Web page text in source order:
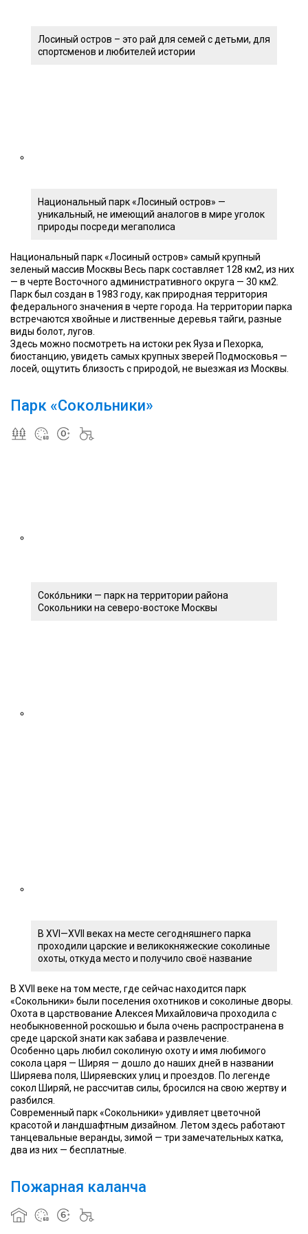
Лосиный остров – это рай для семей с детьми, для
спортсменов и любителей истории
Национальный парк «Лосиный остров» —
уникальный, не имеющий аналогов в мире уголок
природы посреди мегаполиса
Национальный парк «Лосиный остров» самый крупный
зеленый массив Москвы Весь парк составляет 128 км2, из них
— в черте Восточного административного округа — 30 км2.
Парк был создан в 1983 году, как природная территория
федерального значения в черте города. На территории парка
встречаются хвойные и лиственные деревья тайги, разные
виды болот, лугов.
Здесь можно посмотреть на истоки рек Яуза и Пехорка,
биостанцию, увидеть самых крупных зверей Подмосковья —
лосей, ощутить близость с природой, не выезжая из Москвы.
Парк «Сокольники»
Соко́льники — парк на территории района
Сокольники на северо-востоке Москвы
В XVI—XVII веках на месте сегодняшнего парка
проходили царские и великокняжеские соколиные
охоты, откуда место и получило своё название
В XVII веке на том месте, где сейчас находится парк
«Сокольники» были поселения охотников и соколиные дворы.
Охота в царствование Алексея Михайловича проходила с
необыкновенной роскошью и была очень распространена в
среде царской знати как забава и развлечение.
Особенно царь любил соколиную охоту и имя любимого
сокола царя — Ширяя — дошло до наших дней в названии
Ширяева поля, Ширяевских улиц и проездов. По легенде
сокол Ширяй, не рассчитав силы, бросился на свою жертву и
разбился.
Современный парк «Сокольники» удивляет цветочной
красотой и ландшафтным дизайном. Летом здесь работают
танцевальные веранды, зимой — три замечательных катка,
два из них — бесплатные.
Пожарная каланча